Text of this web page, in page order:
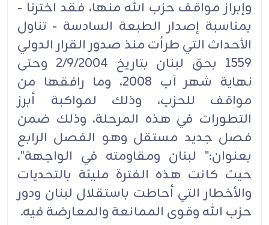
وإبراز مواقف حزب الله منها، فقد اخترنا -
بمناسبة إصدار الطبعة السادسة - تناول
الأحداث التي طرأت منذ صدور القرار الدولي
1559 بحق لبنان بتاريخ 2/9/2004 وحتى
نهاية شهر آب 2008، وما رافقها من
مواقف للحزب، وذلك لمواكبة أبرز
التطورات في هذه المرحلة، وذلك ضمن
فصل جديد مستقل وهو الفصل الرابع
بعنوان:" لبنان ومقاومته في الواجهة"،
حيث كانت هذه الفترة مليئة بالتحديات
والأخطار التي أحاطت باستقلال لبنان ودور
حزب الله وقوى الممانعة والمعارضة فيه.